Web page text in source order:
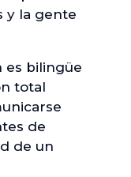
y la gente
es bilingüe
total
de
de un